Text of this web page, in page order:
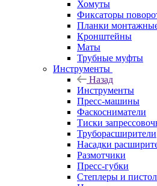
Хомуты
Фиксаторы
Планки
Кронштейны
Маты
Трубные муфты
Инструменты
Назад
Инструменты
Пресс-машины
Фаскосниматели
Тиски
Труборасширители
Насадки
Размотчики
Пресс-губки
Степлеры и